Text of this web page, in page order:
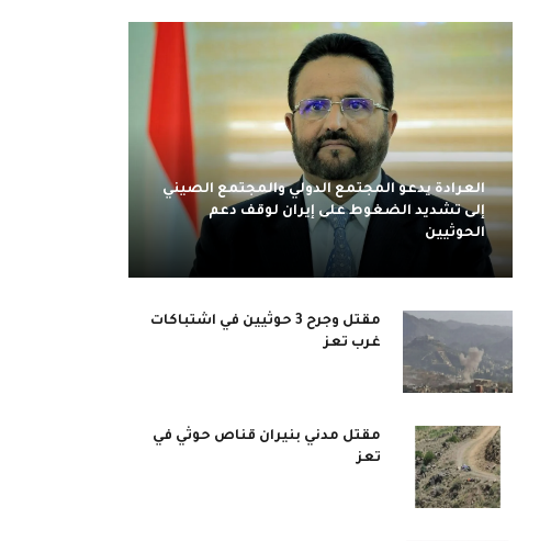
العرادة يدعو المجتمع الدولي والمجتمع الصيني
إلى تشديد الضغوط على إيران لوقف دعم
الحوثيين
مقتل وجرح 3 حوثيين في اشتباكات
غرب تعز
مقتل مدني بنيران قناص حوثي في
تعز